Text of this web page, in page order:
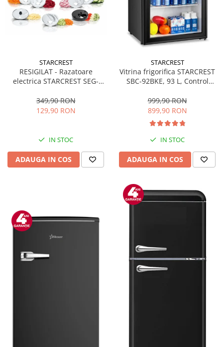
STARCREST
RESIGILAT - Razatoare
electrica STARCREST SEG-
taiere, Negru
349,90 RON
129,90 RON
IN STOC
ADAUGA IN COS
STARCREST
Vitrina frigorifica STARCREST
SBC-92BKE, 93 L, Control
83.2 cm, Negru
999,90 RON
899,90 RON
IN STOC
ADAUGA IN COS